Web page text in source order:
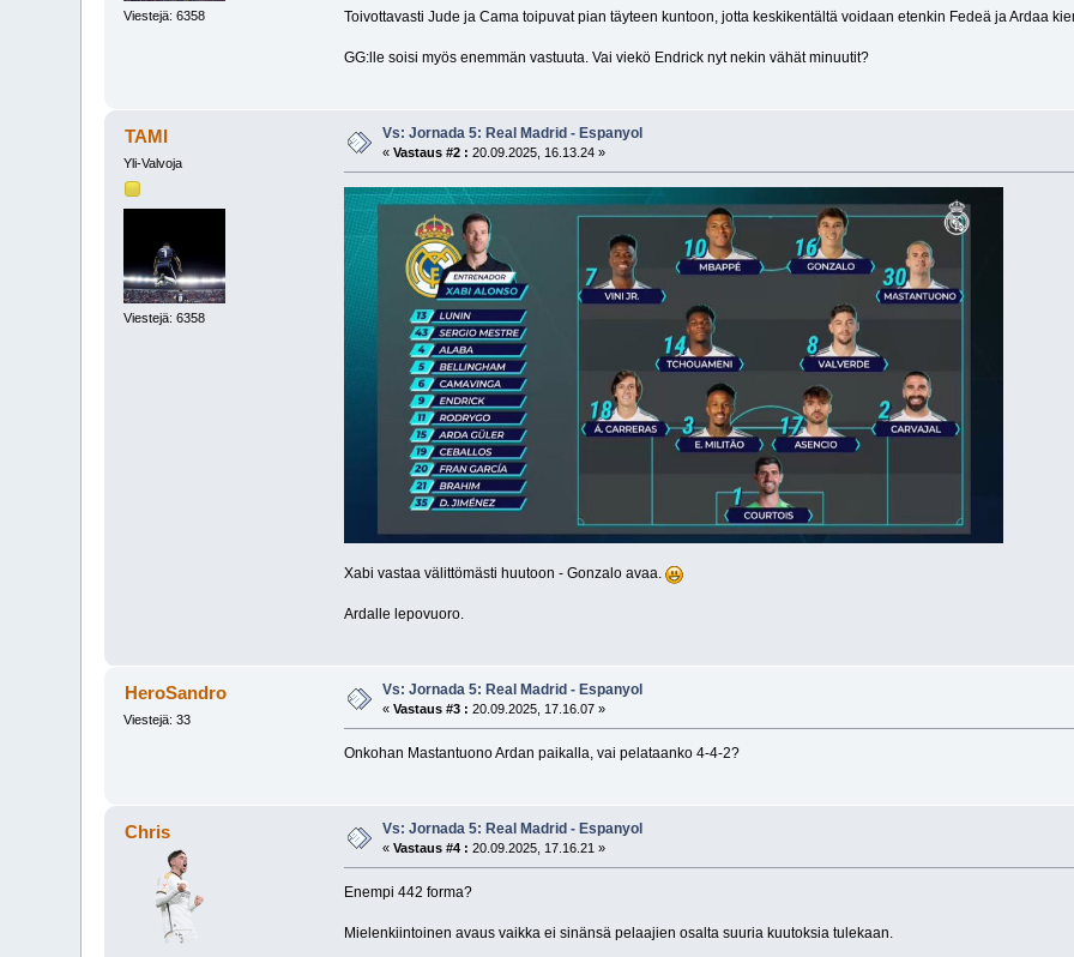
Viestejä: 6358 Toivottavasti Jude ja Cama toipuvat pian täyteen kuntoon, jotta keskikentältä voidaan etenkin Fedeä ja Ardaa
GG:lle soisi myös enemmän vastuuta. Vai viekö Endrick nyt nekin vähät minuutit?
TAMI
Yli-Valvoja
Viestejä: 6358
Vs: Jornada 5: Real Madrid - Espanyol
«Vastaus #2 : 20.09.2025, 16.13.24 »
Xabi vastaa välittömästi huutoon - Gonzalo avaa.
Ardalle lepovuoro.
HeroSandro
Viestejä: 33
Vs: Jornada 5: Real Madrid - Espanyol
«Vastaus #3 : 20.09.2025, 17.16.07 »
Onkohan Mastantuono Ardan paikalla, vai pelataanko 4-4-2?
Chris Vs: Jornada 5: Real Madrid - Espanyol
«Vastaus #4 : 20.09.2025, 17.16.21 »
Enempi 442 forma?
Mielenkiintoinen avaus vaikka ei sinänsä pelaajien osalta suuria kuutoksia tulekaan.